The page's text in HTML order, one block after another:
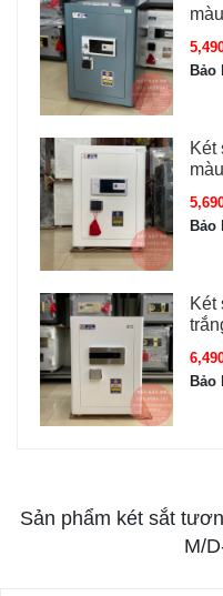
Bảo
Két
Bảo
Két
Bảo
Sản phẩm két sắt
M/